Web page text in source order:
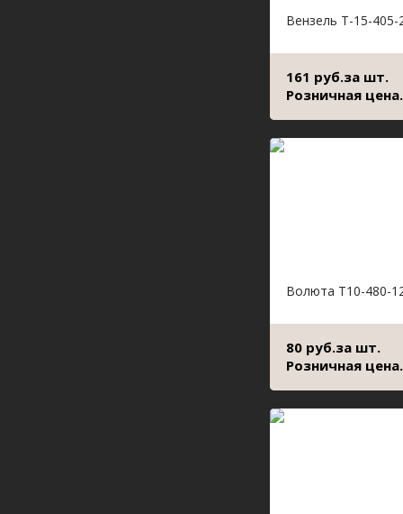
Вензель Т-15-405-
161 руб.за шт.
Розничная цена.
Волюта Т10-480-
80 руб.за шт.
Розничная цена.